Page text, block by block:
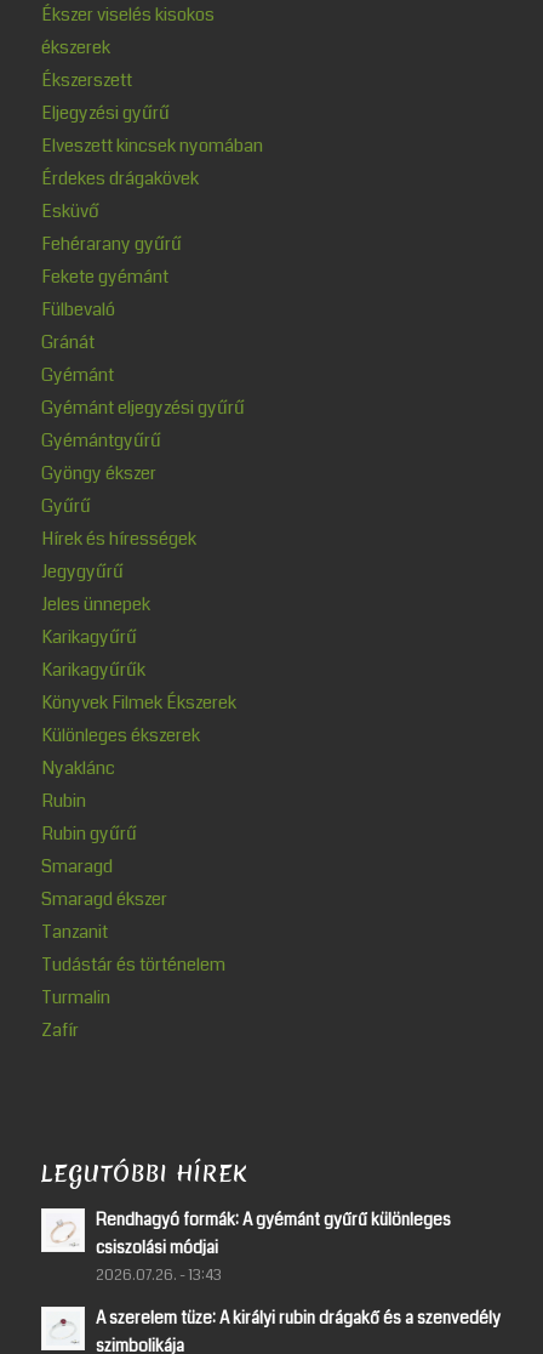
Ékszer viselés kisokos
ékszerek
Ékszerszett
Eljegyzési gyűrű
Elveszett kincsek nyomában
Érdekes drágakövek
Esküvő
Fehérarany gyűrű
Fekete gyémánt
Fülbevaló
Gránát
Gyémánt
Gyémánt eljegyzési gyűrű
Gyémántgyűrű
Gyöngy ékszer
Gyűrű
Hírek és hírességek
Jegygyűrű
Jeles ünnepek
Karikagyűrű
Karikagyűrűk
Könyvek Filmek Ékszerek
Különleges ékszerek
Nyaklánc
Rubin
Rubin gyűrű
Smaragd
Smaragd ékszer
Tanzanit
Tudástár és történelem
Turmalin
Zafír
LEGUTÓBBI HÍREK
Rendhagyó formák: A gyémánt gyűrű különleges
csiszolási módjai
2026.07.26. - 13:43
A szerelem tüze: A királyi rubin drágakő és a szenvedély
szimbolikája